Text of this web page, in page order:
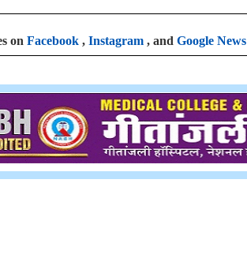
on Facebook , Instagram , and Google News